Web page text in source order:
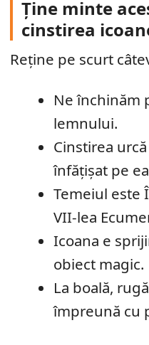
Ține minte
cinstirea
Reține pe scurt
Ne închinăm
lemnului.
Cinstirea
înfățișat pe
Temeiul este
VII-lea
Icoana e
obiect magic.
La boală,
împreună cu